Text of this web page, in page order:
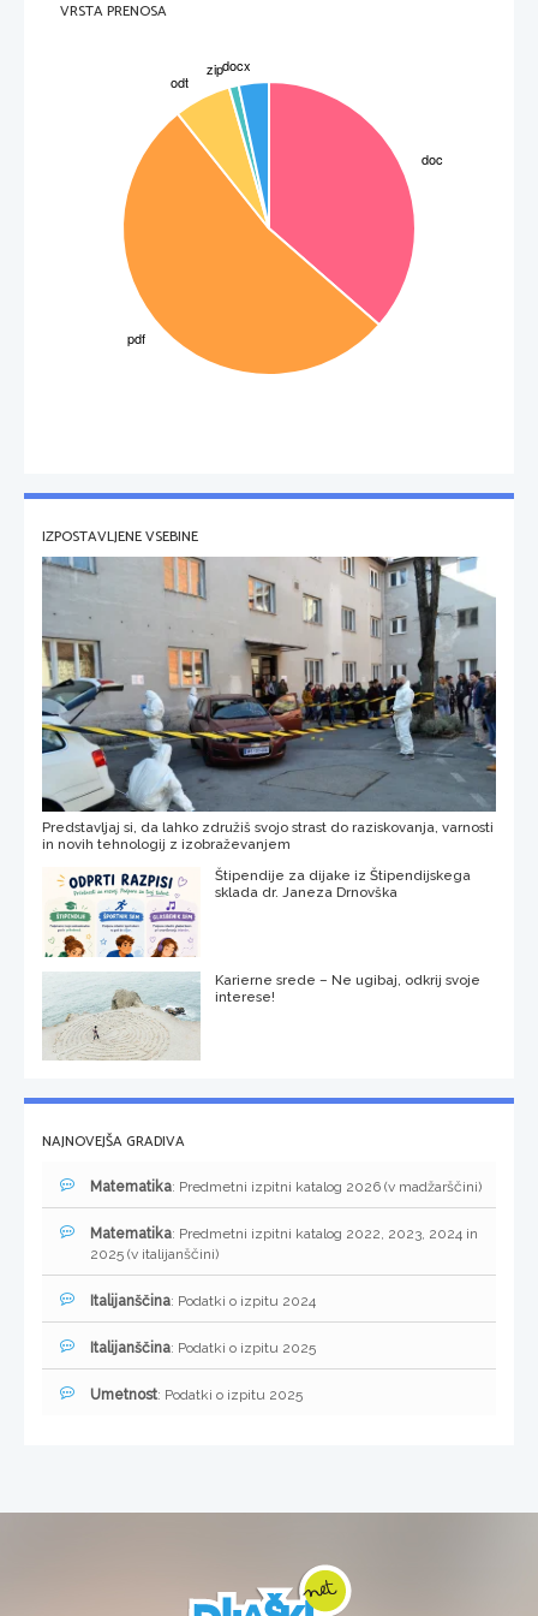
VRSTA PRENOSA
IZPOSTAVLJENE VSEBINE
Predstavljaj si, da lahko združiš svojo strast do raziskovanja, varnosti
in novih tehnologij z izobraževanjem
Štipendije za dijake iz Štipendijskega
sklada dr. Janeza Drnovška
Karierne srede – Ne ugibaj, odkrij svoje
interese!
NAJNOVEJŠA GRADIVA
Matematika: Predmetni izpitni katalog 2026 (v madžarščini)
Matematika: Predmetni izpitni katalog 2022, 2023, 2024 in
2025 (v italijanščini)
Italijanščina: Podatki o izpitu 2024
Italijanščina: Podatki o izpitu 2025
Umetnost: Podatki o izpitu 2025